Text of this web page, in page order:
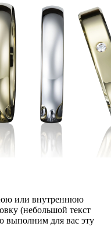
или внутреннюю
(небольшой текст
выполним для вас эту